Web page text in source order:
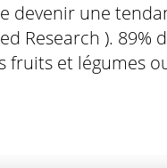
devenir une
Research ). 89%
fruits et légumes